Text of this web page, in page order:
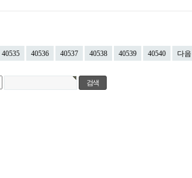
40535 40536 40537 40538 40539 40540 다음